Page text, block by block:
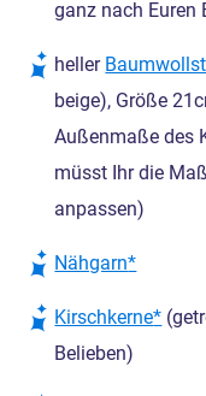
ganz nach Euren
heller
beige), Größe
Außenmaße des
müsst Ihr die
anpassen)
Nähgarn
Kirschkerne
Belieben)